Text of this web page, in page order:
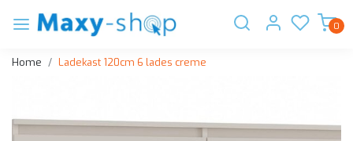
0
Home Ladekast 120cm 6 lades creme